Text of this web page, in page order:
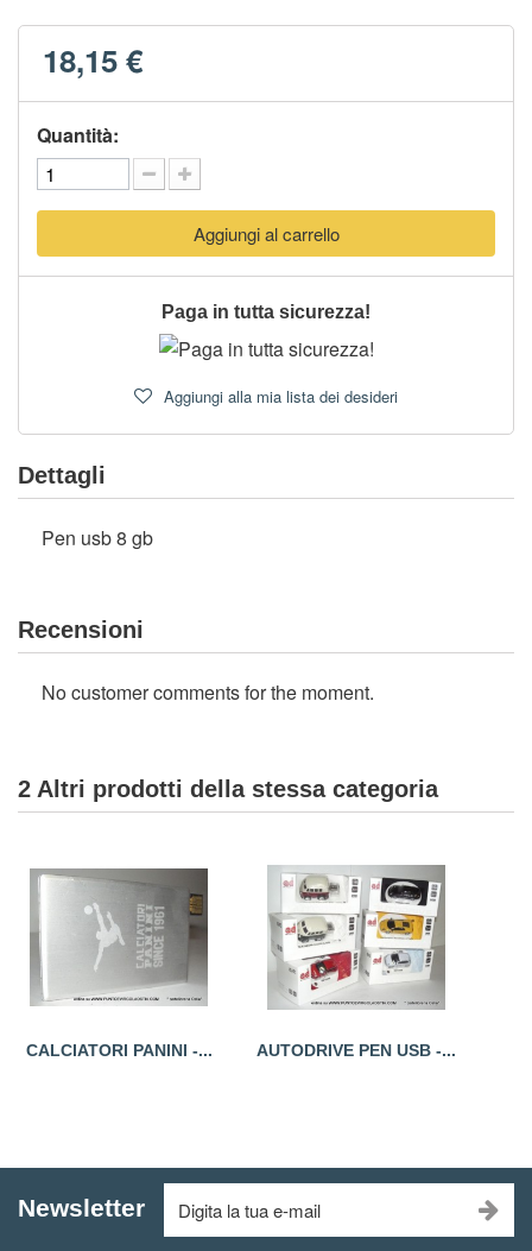
18,15 €
Quantità:
Aggiungi al carrello
Paga in tutta sicurezza!
Aggiungi alla mia lista dei desideri
Dettagli
Pen usb 8 gb
Recensioni
No customer comments for the moment.
2 Altri prodotti della stessa categoria
CALCIATORI PANINI -... AUTODRIVE PEN USB -...
Newsletter